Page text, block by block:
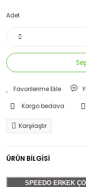
Adet
Kargo bedava
Karşılaştır
ÜRÜN BİLGİSİ
SPEEDO ERKEK